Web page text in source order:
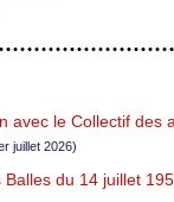
avec le Collectif des
juillet 2026)
Balles du 14 juillet